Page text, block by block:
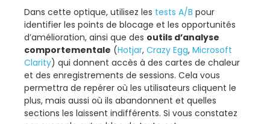
Dans cette optique, utilisez les tests A/B pour
identifier les points de blocage et les opportunités
d’amélioration, ainsi que des outils d’analyse
comportementale (Hotjar, Crazy Egg, Microsoft
Clarity) qui donnent accès à des cartes de chaleur
et des enregistrements de sessions. Cela vous
permettra de repérer où les utilisateurs cliquent le
plus, mais aussi où ils abandonnent et quelles
sections les laissent indifférents. Si vous constatez